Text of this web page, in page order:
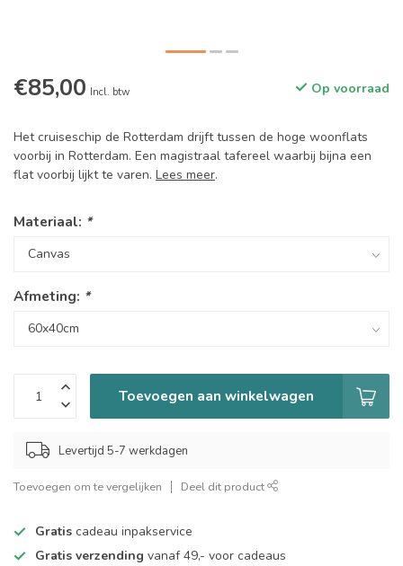
€85,00 Incl. btw Op voorraad
Het cruiseschip de Rotterdam drijft tussen de hoge woonflats
voorbij in Rotterdam. Een magistraal tafereel waarbij bijna een
flat voorbij lijkt te varen. Lees meer.
Materiaal: *
Afmeting: *
Toevoegen aan winkelwagen
Levertijd 5-7 werkdagen
Toevoegen om te vergelijken Deel dit product
Gratis cadeau inpakservice
Gratis verzending vanaf 49,- voor cadeaus